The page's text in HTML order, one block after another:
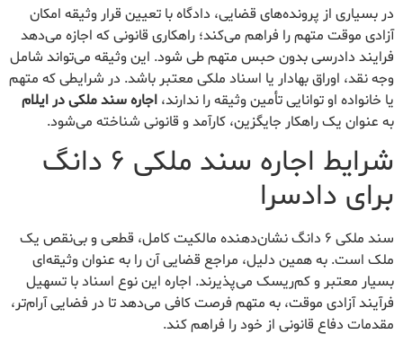
در بسیاری از پرونده‌های قضایی، دادگاه با تعیین قرار وثیقه امکان
آزادی موقت متهم را فراهم می‌کند؛ راهکاری قانونی که اجازه می‌دهد
فرایند دادرسی بدون حبس متهم طی شود. این وثیقه می‌تواند شامل
وجه نقد، اوراق بهادار یا اسناد ملکی معتبر باشد. در شرایطی که متهم
یا خانواده او توانایی تأمین وثیقه را ندارند، اجاره سند ملکی در ایلام
به عنوان یک راهکار جایگزین، کارآمد و قانونی شناخته می‌شود.
شرایط اجاره سند ملکی ۶ دانگ
برای دادسرا
سند ملکی ۶ دانگ نشان‌دهنده مالکیت کامل، قطعی و بی‌نقص یک
ملک است. به همین دلیل، مراجع قضایی آن را به عنوان وثیقه‌ای
بسیار معتبر و کم‌ریسک می‌پذیرند. اجاره این نوع اسناد با تسهیل
فرآیند آزادی موقت، به متهم فرصت کافی می‌دهد تا در فضایی آرام‌تر،
مقدمات دفاع قانونی از خود را فراهم کند.